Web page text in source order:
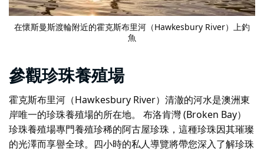
在懷斯曼斯渡輪附近的霍克斯布里河（Hawkesbury River）上釣
魚
參觀珍珠養殖場
霍克斯布里河（Hawkesbury River）清澈的河水是澳洲東
岸唯一的珍珠養殖場的所在地。
布洛肯灣 (Broken Bay）
珍珠養殖場專門養殖珍稀的阿古屋珍珠，這種珍珠因其璀璨
的光澤而享譽全球。四小時的私人導覽將帶您深入了解珍珠